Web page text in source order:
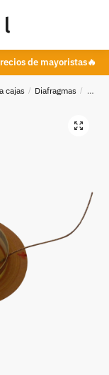
de mayoristas🔥
cajas / Diafragmas /
🔍